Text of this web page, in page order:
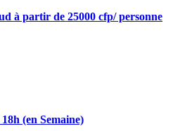
à partir de 25000 cfp/ personne
(en Semaine)